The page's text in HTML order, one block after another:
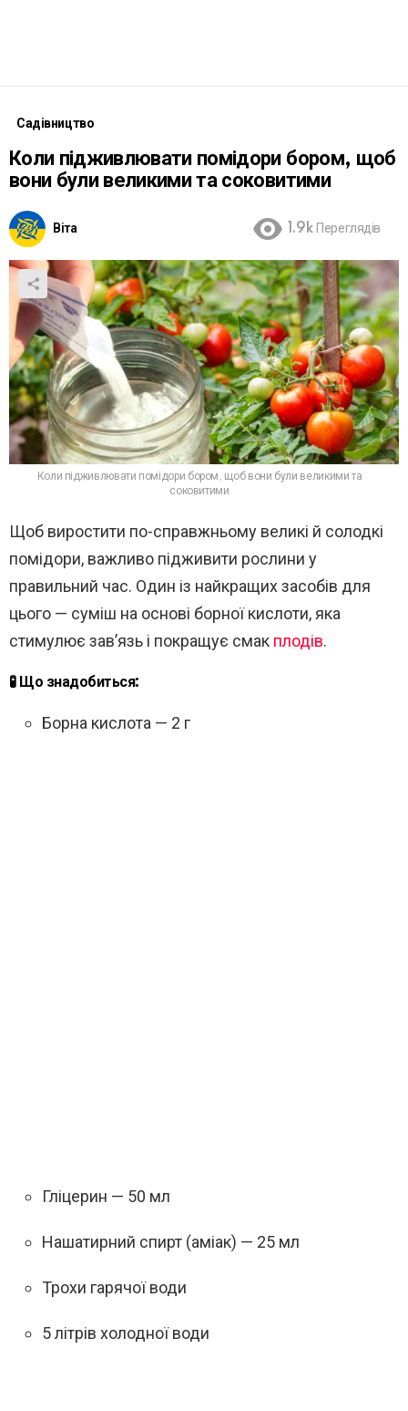
Садівництво
Коли підживлювати помідори бором, щоб
вони були великими та соковитими
Віта 1.9k Переглядів
Коли підживлювати помідори бором, щоб вони були великими та
соковитими
Щоб виростити по-справжньому великі й солодкі
помідори, важливо підживити рослини у
правильний час. Один із найкращих засобів для
цього — суміш на основі борної кислоти, яка
стимулює зав’язь і покращує смак плодів.
🧪 Що знадобиться:
Борна кислота — 2 г
Гліцерин — 50 мл
Нашатирний спирт (аміак) — 25 мл
Трохи гарячої води
5 літрів холодної води